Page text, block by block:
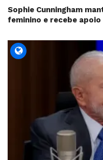
Sophie Cunningham
feminino e recebe